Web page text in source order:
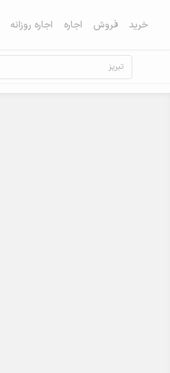
خرید فروش اجاره اجاره روزانه